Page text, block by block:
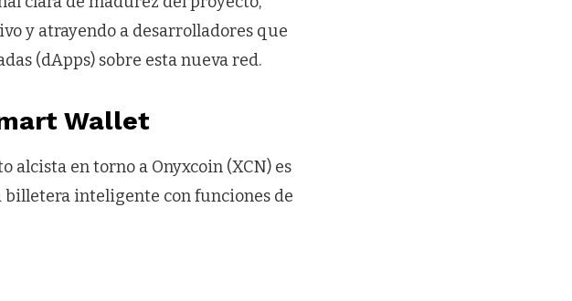
y atrayendo a desarrolladores que
(dApps) sobre esta nueva red.
Wallet
alcista en torno a Onyxcoin (XCN) es
billetera inteligente con funciones de